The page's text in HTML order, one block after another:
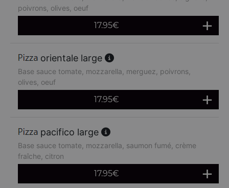
poivrons, olives, oeuf
17.95€
orientale large
Base sauce tomate, mozzarella, merguez, poivrons,
olives, oeuf
17.95€
pacifico large
Base sauce tomate, mozzarella, saumon fumé, crème
fraîche, citron
17.95€